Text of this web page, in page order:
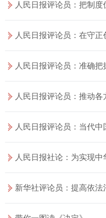
人民日报评论员：把制度优势更好转化为治理效能——
人民日报评论员：在守正创新中坚定制度自信——论
人民日报评论员：准确把握国家治理的关键和根本——
人民日报评论员：推动各方面制度更加成熟更加定型——
人民日报评论员：当代中国发展进步的根本保障——论
人民日报社论：为实现中华民
新华社评论员：提高依法